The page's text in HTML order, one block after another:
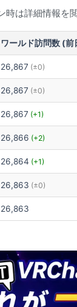
時は詳細情報を
ワールド訪問数 (前
26,867 (±0)
26,867 (±0)
26,867 (+1)
26,866 (+2)
26,864 (+1)
26,863 (±0)
26,863